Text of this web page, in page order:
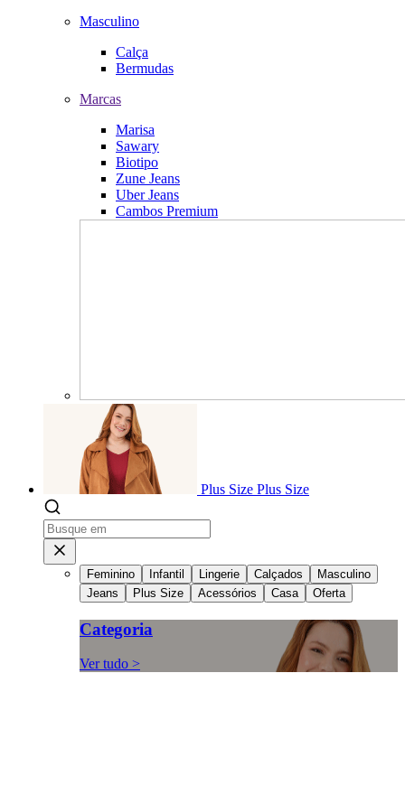
Masculino
Calça
Bermudas
Marcas
Marisa
Sawary
Biotipo
Zune Jeans
Uber Jeans
Cambos Premium
Plus Size Plus Size
Feminino Infantil Lingerie Calçados
Masculino
Jeans
Plus Size Acessórios Casa Oferta
Categoria
Ver tudo >